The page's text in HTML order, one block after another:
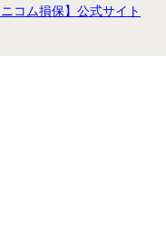
コム損保】公式サイト